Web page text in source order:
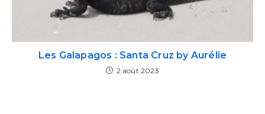
Les Galapagos : Santa Cruz by Aurélie
2 août 2023